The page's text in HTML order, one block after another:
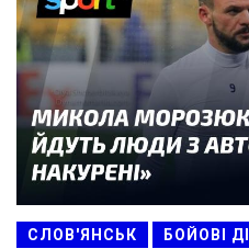
СЛОВ'ЯНСЬК БОЙОВІ ДІЇ